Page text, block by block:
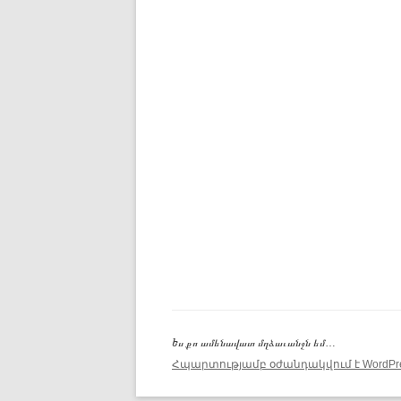
Ես քո ամենավատ մղձաւանջն եմ…
Հպարտությամբ օժանդակվում է